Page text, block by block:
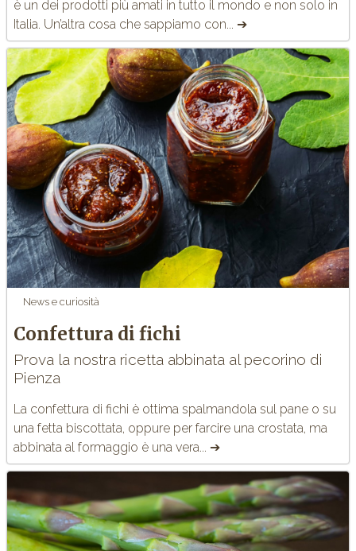
è un dei prodotti più amati in tutto il mondo e non solo in
Italia. Un’altra cosa che sappiamo con... ➔
News e curiosità
Confettura di fichi
Prova la nostra ricetta abbinata al pecorino di
Pienza
La confettura di fichi è ottima spalmandola sul pane o su
una fetta biscottata, oppure per farcire una crostata, ma
abbinata al formaggio è una vera... ➔